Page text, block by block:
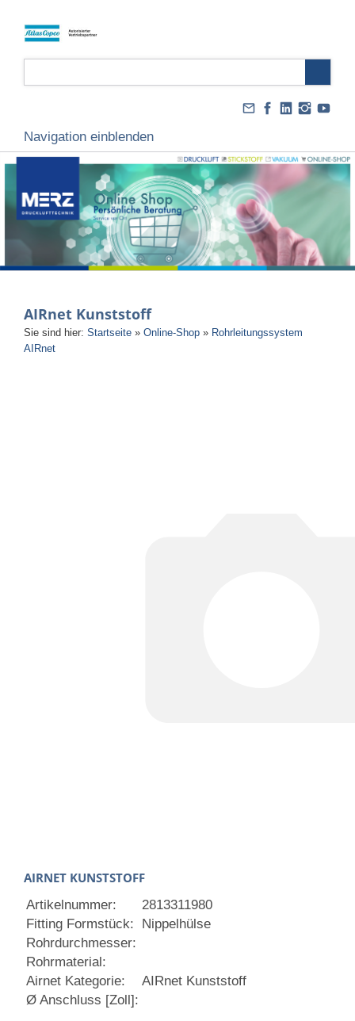
Navigation einblenden
AIRnet Kunststoff
Sie sind hier: Startseite » Online-Shop » Rohrleitungssystem
AIRnet
AIRNET KUNSTSTOFF
Artikelnummer:
2813311980
Fitting Formstück:
Nippelhülse
Rohrdurchmesser:
Rohrmaterial:
Airnet Kategorie:
AIRnet Kunststoff
Ø Anschluss [Zoll]: